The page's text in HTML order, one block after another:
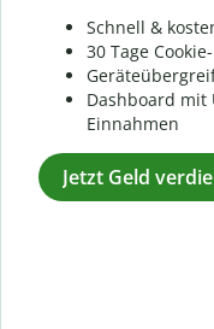
Schnell &
30 Tage
Dashboard mit
Einnahmen
Jetzt Geld